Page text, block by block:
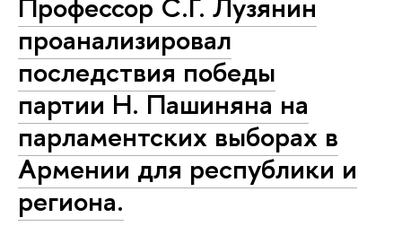
проанализировал
последствия победы
партии Н. Пашиняна на
парламентских выборах в
Армении для республики и
региона.